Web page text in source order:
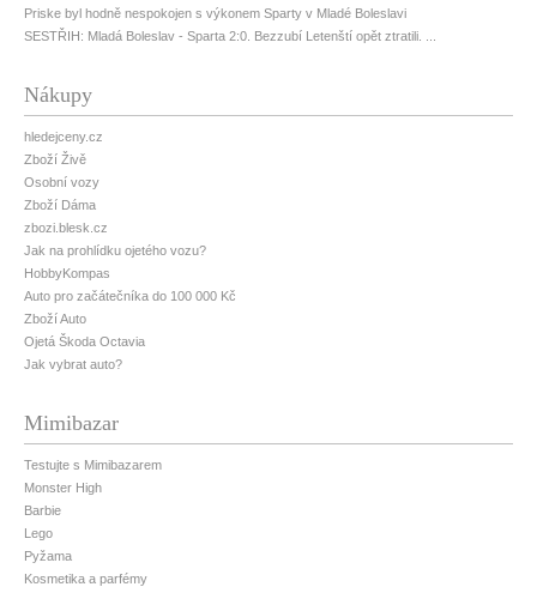
Priske byl hodně nespokojen s výkonem Sparty v Mladé Boleslavi
SESTŘIH: Mladá Boleslav - Sparta 2:0. Bezzubí Letenští opět ztratili. ...
Nákupy
hledejceny.cz
Zboží Živě
Osobní vozy
Zboží Dáma
zbozi.blesk.cz
Jak na prohlídku ojetého vozu?
HobbyKompas
Auto pro začátečníka do 100 000 Kč
Zboží Auto
Ojetá Škoda Octavia
Jak vybrat auto?
Mimibazar
Testujte s Mimibazarem
Monster High
Barbie
Lego
Pyžama
Kosmetika a parfémy